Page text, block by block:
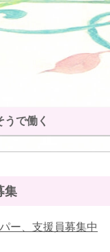
うで働く
集
ー、支援員募集中